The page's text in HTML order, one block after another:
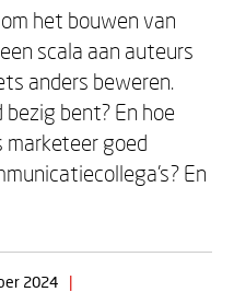
het bouwen van
scala aan auteurs
anders beweren.
bent? En hoe
marketeer goed
En
2024
|